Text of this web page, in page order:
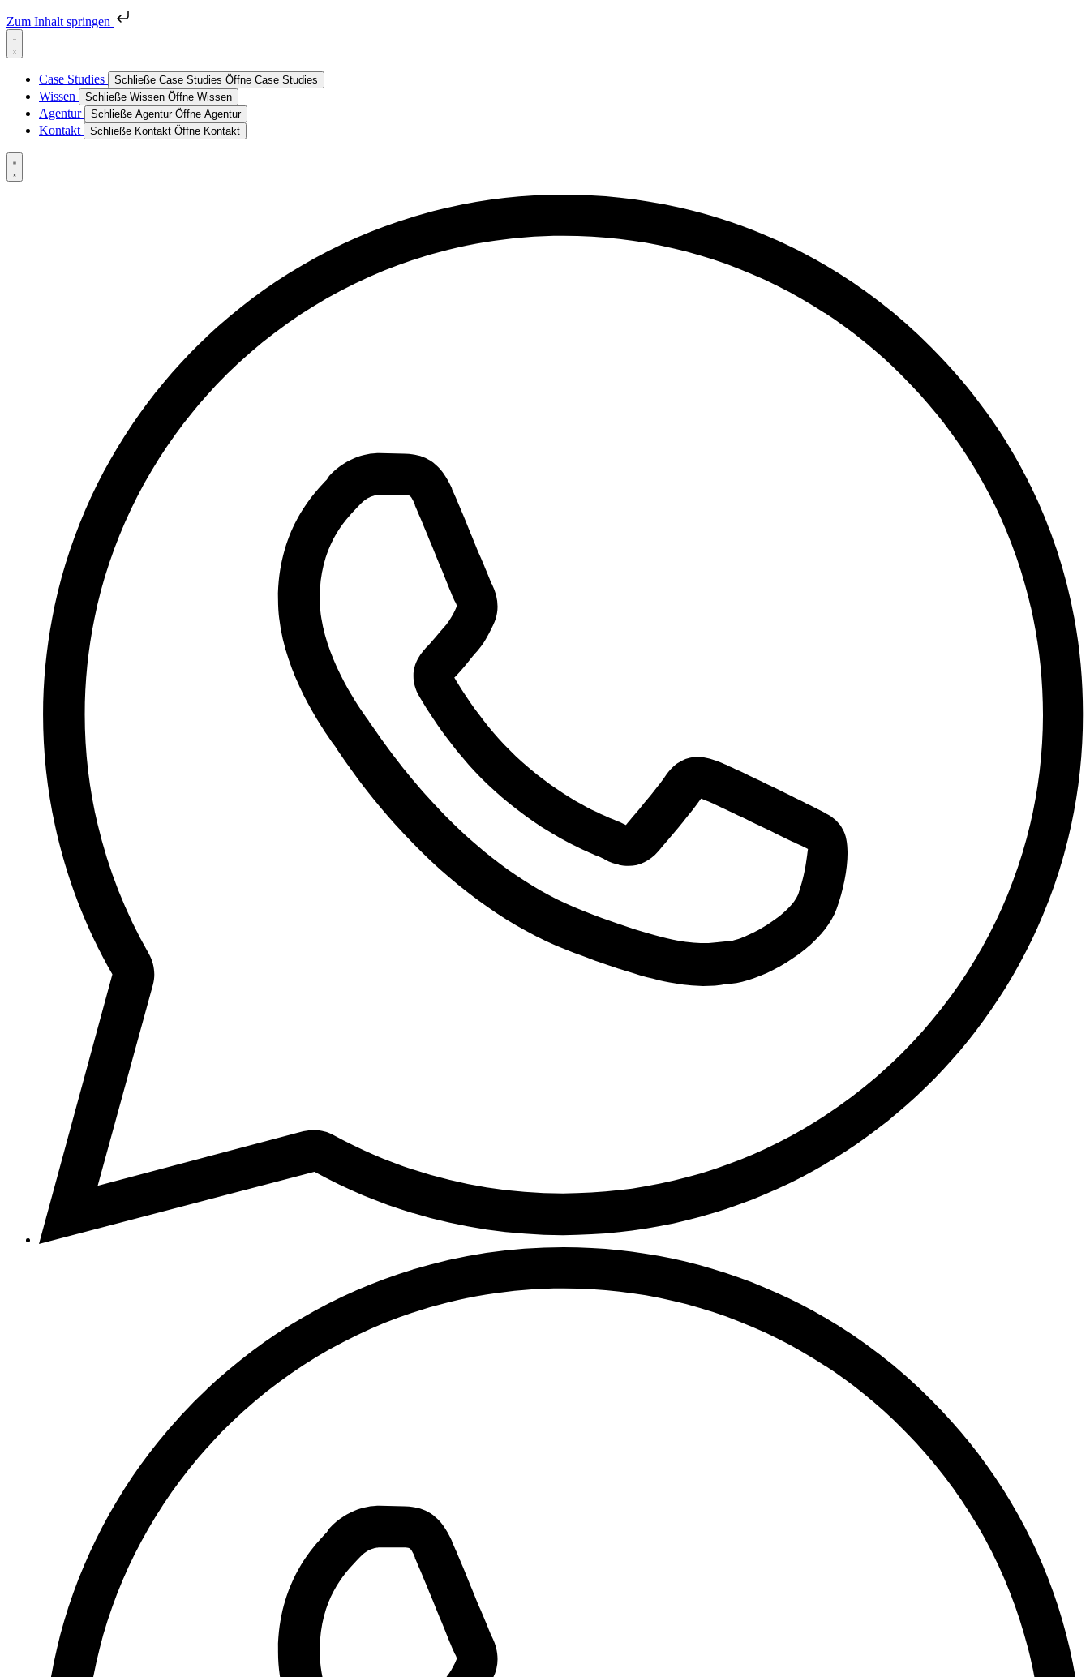
Zum Inhalt springen
Case Studies Schließe Case Studies Öffne Case Studies
Wissen Schließe Wissen Öffne Wissen
Agentur Schließe Agentur Öffne Agentur
Kontakt Schließe Kontakt Öffne Kontakt